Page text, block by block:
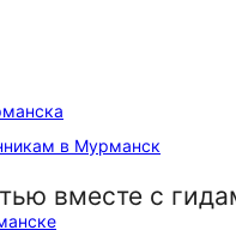
в Мурманск
вместе с